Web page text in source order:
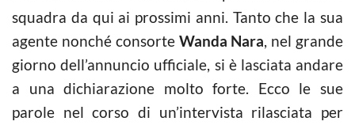
squadra da qui ai prossimi anni. Tanto che la sua
agente nonché consorte Wanda Nara, nel grande
giorno dell’annuncio ufficiale, si è lasciata andare
a una dichiarazione molto forte. Ecco le sue
parole nel corso di un’intervista rilasciata per